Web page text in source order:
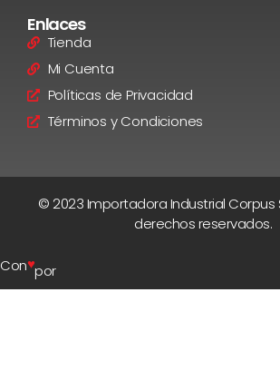
Enlaces
Tienda
Mi Cuenta
Políticas de Privacidad
Términos y Condiciones
© 2023 Importadora Industrial Corpus
derechos reservados.
Con♥por